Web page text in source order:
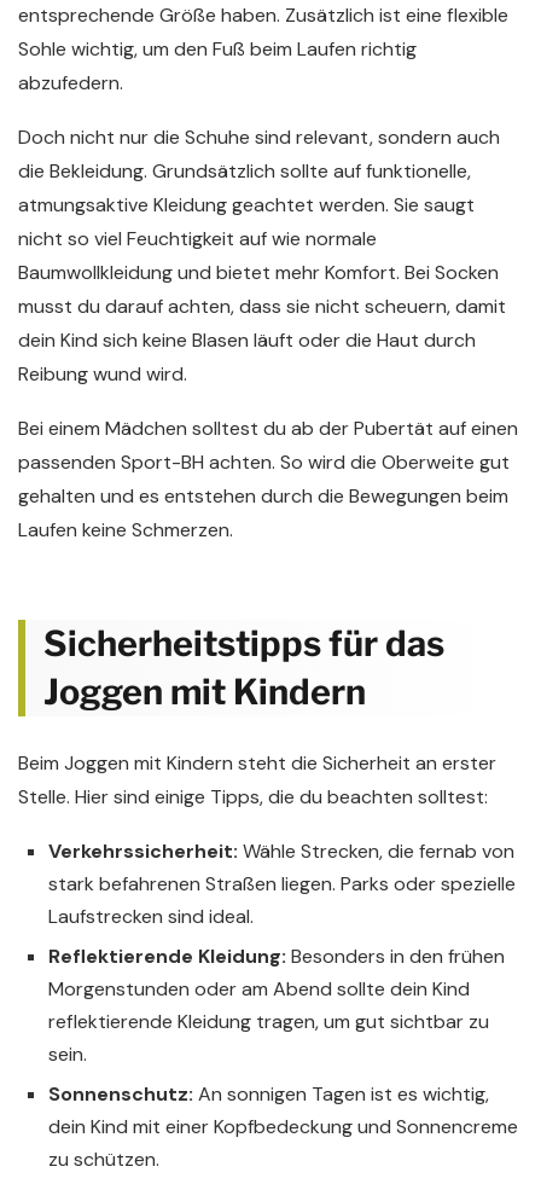
entsprechende Größe haben. Zusätzlich ist eine flexible
Sohle wichtig, um den Fuß beim Laufen richtig
abzufedern.
Doch nicht nur die Schuhe sind relevant, sondern auch
die Bekleidung. Grundsätzlich sollte auf funktionelle,
atmungsaktive Kleidung geachtet werden. Sie saugt
nicht so viel Feuchtigkeit auf wie normale
Baumwollkleidung und bietet mehr Komfort. Bei Socken
musst du darauf achten, dass sie nicht scheuern, damit
dein Kind sich keine Blasen läuft oder die Haut durch
Reibung wund wird.
Bei einem Mädchen solltest du ab der Pubertät auf einen
passenden Sport-BH achten. So wird die Oberweite gut
gehalten und es entstehen durch die Bewegungen beim
Laufen keine Schmerzen.
Sicherheitstipps für das
Joggen mit Kindern
Beim Joggen mit Kindern steht die Sicherheit an erster
Stelle. Hier sind einige Tipps, die du beachten solltest:
Verkehrssicherheit: Wähle Strecken, die fernab von
stark befahrenen Straßen liegen. Parks oder spezielle
Laufstrecken sind ideal.
Reflektierende Kleidung: Besonders in den frühen
Morgenstunden oder am Abend sollte dein Kind
reflektierende Kleidung tragen, um gut sichtbar zu
sein.
Sonnenschutz: An sonnigen Tagen ist es wichtig,
dein Kind mit einer Kopfbedeckung und Sonnencreme
zu schützen.